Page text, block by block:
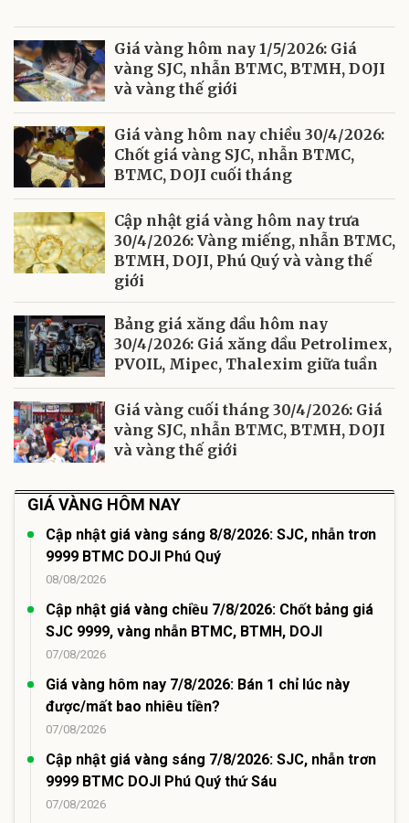
Giá vàng hôm nay 1/5/2026: Giá
vàng SJC, nhẫn BTMC, BTMH, DOJI
và vàng thế giới
Giá vàng hôm nay chiều 30/4/2026:
Chốt giá vàng SJC, nhẫn BTMC,
BTMC, DOJI cuối tháng
Cập nhật giá vàng hôm nay trưa
30/4/2026: Vàng miếng, nhẫn BTMC,
BTMH, DOJI, Phú Quý và vàng thế
giới
Bảng giá xăng dầu hôm nay
30/4/2026: Giá xăng dầu Petrolimex,
PVOIL, Mipec, Thalexim giữa tuần
Giá vàng cuối tháng 30/4/2026: Giá
vàng SJC, nhẫn BTMC, BTMH, DOJI
và vàng thế giới
GIÁ VÀNG HÔM NAY
Cập nhật giá vàng sáng 8/8/2026: SJC, nhẫn trơn
9999 BTMC DOJI Phú Quý
08/08/2026
Cập nhật giá vàng chiều 7/8/2026: Chốt bảng giá
SJC 9999, vàng nhẫn BTMC, BTMH, DOJI
07/08/2026
Giá vàng hôm nay 7/8/2026: Bán 1 chỉ lúc này
được/mất bao nhiêu tiền?
07/08/2026
Cập nhật giá vàng sáng 7/8/2026: SJC, nhẫn trơn
9999 BTMC DOJI Phú Quý thứ Sáu
07/08/2026